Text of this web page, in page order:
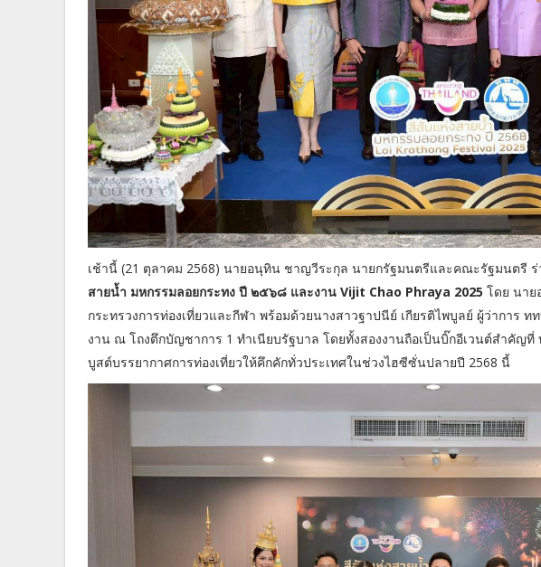
เช้านี้ (21 ตุลาคม 2568) นายอนุทิน ชาญวีระกุล นายกรัฐมนตรีและคณะรัฐมนตรี
สายน้ำ มหกรรมลอยกระทง ปี ๒๕๖๘ และงาน Vijit Chao Phraya 2025 โดย นาย
กระทรวงการท่องเที่ยวและกีฬา พร้อมด้วยนางสาวฐาปนีย์ เกียรติไพบูลย์ ผู้ว่าการ ท
งาน ณ โถงตึกบัญชาการ 1 ทำเนียบรัฐบาล โดยทั้งสองงานถือเป็นบิ๊กอีเวนต์สำคัญ
บูสต์บรรยากาศการท่องเที่ยวให้คึกคักทั่วประเทศในช่วงไฮซีซั่นปลายปี 2568 นี้